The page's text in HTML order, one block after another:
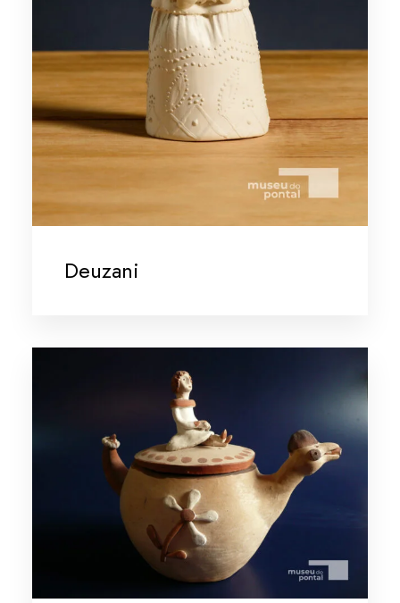
Deuzani